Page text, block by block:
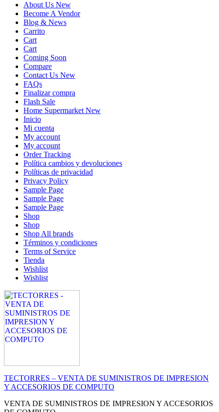
About Us New
Become A Vendor
Blog & News
Carrito
Cart
Cart
Coming Soon
Compare
Contact Us New
FAQs
Finalizar compra
Flash Sale
Home Supermarket New
Inicio
Mi cuenta
My account
My account
Order Tracking
Política cambios y devoluciones
Políticas de privacidad
Privacy Policy
Sample Page
Sample Page
Sample Page
Shop
Shop
Shop All brands
Términos y condiciones
Terms of Service
Tienda
Wishlist
Wishlist
TECTORRES – VENTA DE SUMINISTROS DE IMPRESION
Y ACCESORIOS DE COMPUTO
VENTA DE SUMINISTROS DE IMPRESION Y ACCESORIOS